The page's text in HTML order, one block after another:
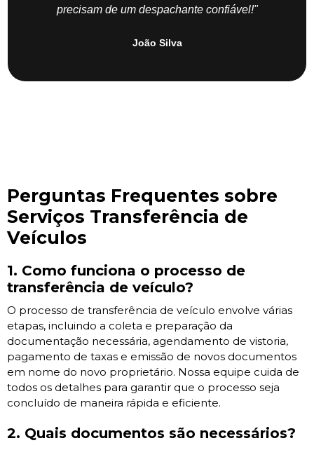
precisam de um despachante confiável!"
João Silva
Perguntas Frequentes sobre
Serviços Transferência de
Veículos
1. Como funciona o processo de
transferência de veículo?
O processo de transferência de veículo envolve várias
etapas, incluindo a coleta e preparação da
documentação necessária, agendamento de vistoria,
pagamento de taxas e emissão de novos documentos
em nome do novo proprietário. Nossa equipe cuida de
todos os detalhes para garantir que o processo seja
concluído de maneira rápida e eficiente.
2. Quais documentos são necessários?